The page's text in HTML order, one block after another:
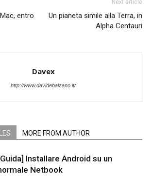
entro
Next article
Un pianeta simile alla Terra, in
Alpha Centauri
Davex
http://www.davidebalzano.it/
MORE FROM AUTHOR
Installare Android su un
Netbook